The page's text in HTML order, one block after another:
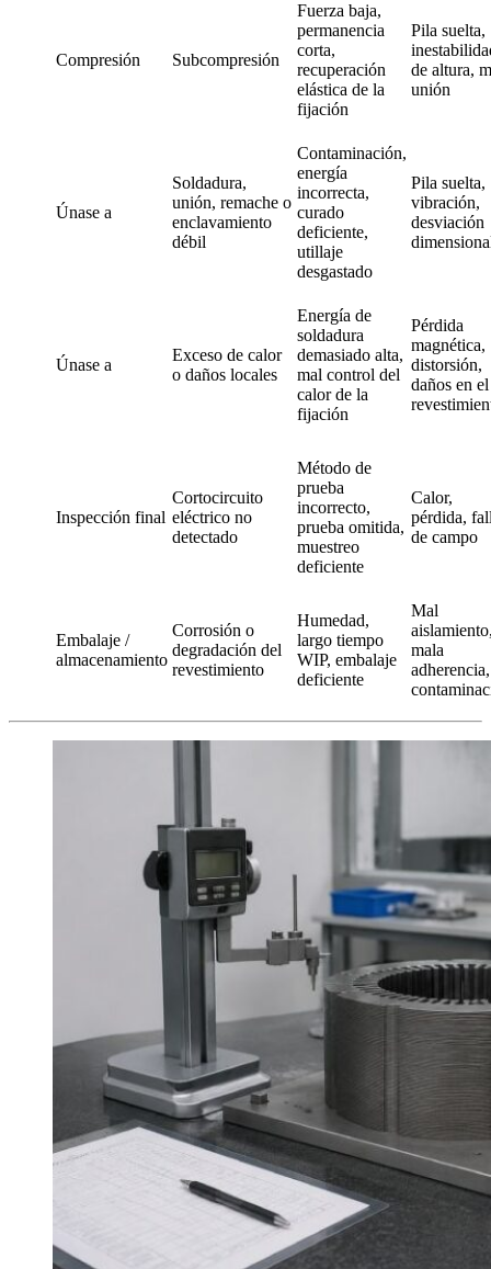
Compresión Subcompresión
Fuerza baja,
permanencia
corta,
recuperación
elástica de la
fijación
Pila suelta,
de altura,
unión
Únase a
Soldadura,
unión, remache o
enclavamiento
débil
Contaminación,
energía
incorrecta,
curado
deficiente,
utillaje
desgastado
Pila suelta,
vibración,
desviación
Únase a
Exceso de calor
o daños locales
Energía de
soldadura
demasiado alta,
mal control del
calor de la
fijación
Pérdida
magnética,
distorsión,
daños en el
Inspección final
Cortocircuito
eléctrico no
detectado
Método de
prueba
incorrecto,
prueba omitida,
muestreo
deficiente
Calor,
pérdida,
de campo
Embalaje /
almacenamiento
Corrosión o
degradación del
revestimiento
Humedad,
largo tiempo
WIP, embalaje
deficiente
Mal
mala
adherencia,